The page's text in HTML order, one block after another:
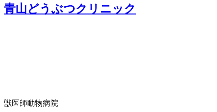
青山どうぶつクリニック
獣医師動物病院